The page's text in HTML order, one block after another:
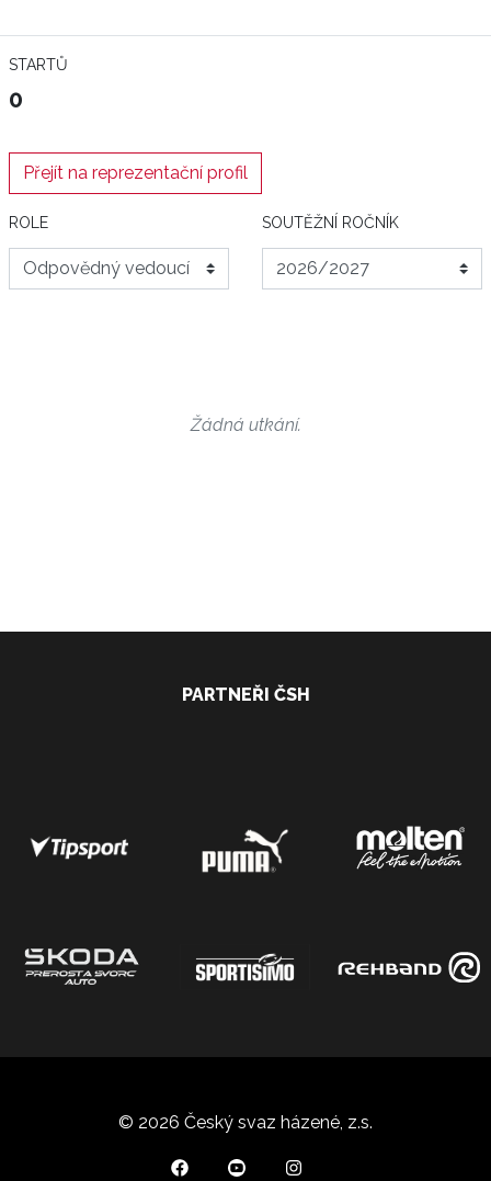
STARTŮ
0
Přejít na reprezentační profil
ROLE SOUTĚŽNÍ ROČNÍK
Žádná utkání.
PARTNEŘI ČSH
© 2026 Český svaz házené, z.s.